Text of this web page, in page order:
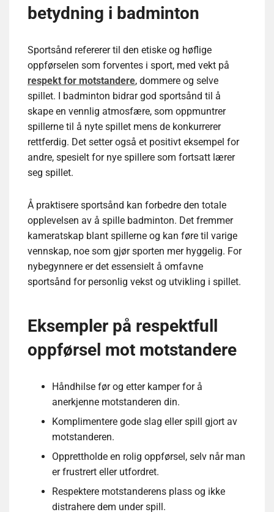
betydning i badminton
Sportsånd refererer til den etiske og høflige
oppførselen som forventes i sport, med vekt på
respekt for motstandere, dommere og selve
spillet. I badminton bidrar god sportsånd til å
skape en vennlig atmosfære, som oppmuntrer
spillerne til å nyte spillet mens de konkurrerer
rettferdig. Det setter også et positivt eksempel for
andre, spesielt for nye spillere som fortsatt lærer
seg spillet.
Å praktisere sportsånd kan forbedre den totale
opplevelsen av å spille badminton. Det fremmer
kameratskap blant spillerne og kan føre til varige
vennskap, noe som gjør sporten mer hyggelig. For
nybegynnere er det essensielt å omfavne
sportsånd for personlig vekst og utvikling i spillet.
Eksempler på respektfull
oppførsel mot motstandere
Håndhilse før og etter kamper for å
anerkjenne motstanderen din.
Komplimentere gode slag eller spill gjort av
motstanderen.
Opprettholde en rolig oppførsel, selv når man
er frustrert eller utfordret.
Respektere motstanderens plass og ikke
distrahere dem under spill.